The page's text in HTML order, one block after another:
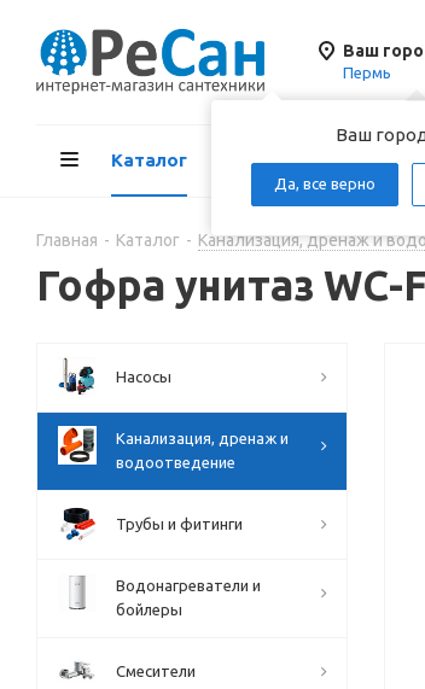
Ваш
Пермь
Ваш
Да, все верно
Каталог
Главная - Каталог - Канализация, дренаж и
Гофра унитаз
Насосы
Канализация, дренаж и
водоотведение
Трубы и фитинги
Водонагреватели и
бойлеры
Смесители